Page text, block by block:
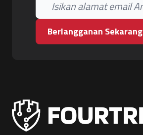
Berlangganan Sekarang